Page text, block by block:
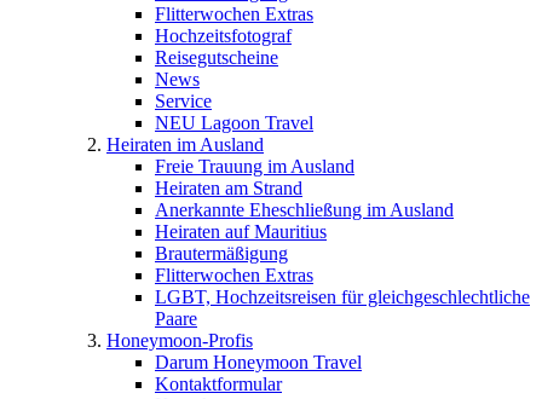
Flitterwochen Extras
Hochzeitsfotograf
Reisegutscheine
News
Service
NEU Lagoon Travel
Heiraten im Ausland
Freie Trauung im Ausland
Heiraten am Strand
Anerkannte Eheschließung im Ausland
Heiraten auf Mauritius
Brautermäßigung
Flitterwochen Extras
LGBT, Hochzeitsreisen für gleichgeschlechtliche
Paare
Honeymoon-Profis
Darum Honeymoon Travel
Kontaktformular